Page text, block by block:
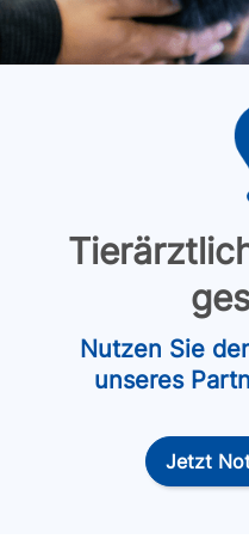
Nutzen Sie
unseres
Jetzt